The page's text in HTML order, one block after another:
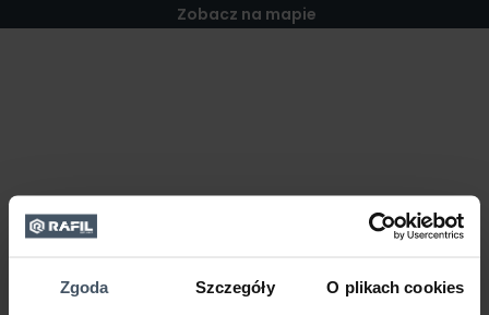
Zgoda Szczegóły O plikach cookies
Zobacz na mapie